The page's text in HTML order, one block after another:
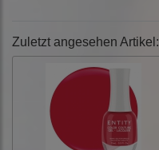
Zuletzt angesehen Artikel: